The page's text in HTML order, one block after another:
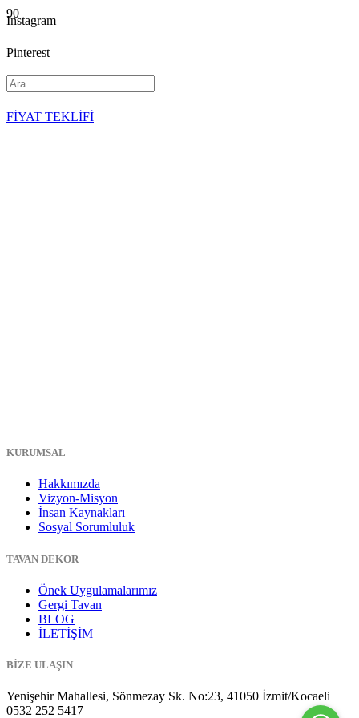
Instagram
Pinterest
YouTube
FİYAT TEKLİFİ
KURUMSAL
Hakkımızda
Vizyon-Misyon
İnsan Kaynakları
Sosyal Sorumluluk
TAVAN DEKOR
Önek Uygulamalarımız
Gergi Tavan
BLOG
İLETİŞİM
BİZE ULAŞIN
Yenişehir Mahallesi, Sönmezay Sk. No:23, 41050 İzmit/Kocaeli
0532 252 5417